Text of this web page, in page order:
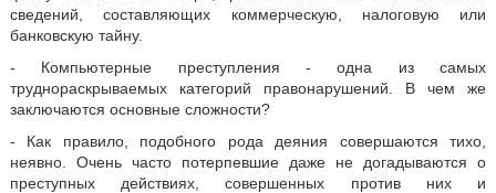
сведений, составляющих коммерческую, налоговую или
банковскую тайну.
- Компьютерные преступления - одна из самых
труднораскрываемых категорий правонарушений. В чем же
заключаются основные сложности?
- Как правило, подобного рода деяния совершаются тихо,
неявно. Очень часто потерпевшие даже не догадываются о
преступных действиях, совершенных против них и